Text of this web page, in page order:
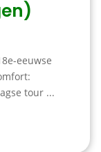
eeuwse
tour ...